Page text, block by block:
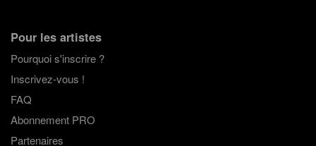
Pour les artistes
Pourquoi s'inscrire ?
Inscrivez-vous !
FAQ
Abonnement PRO
Partenaires